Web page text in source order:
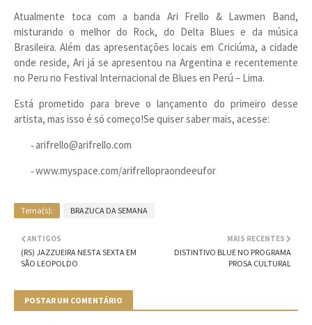
Atualmente toca com a banda Ari Frello & Lawmen Band,
misturando o melhor do Rock, do Delta Blues e da música
Brasileira. Além das apresentações locais em Criciúma, a cidade
onde reside, Ari já se apresentou na Argentina e recentemente
no Peru no Festival Internacional de Blues en Perú – Lima.
Está prometido para breve o lançamento do primeiro desse
artista, mas isso é só começo!Se quiser saber mais, acesse:
-arifrello@arifrello.com
-www.myspace.com/arifrellopraondeeufor
Tema(s): BRAZUCA DA SEMANA
MAIS RECENTES
DISTINTIVO BLUE NO PROGRAMA
PROSA CULTURAL
ANTIGOS
(RS) JAZZUEIRA NESTA SEXTA EM
SÃO LEOPOLDO
POSTAR UM COMENTÁRIO